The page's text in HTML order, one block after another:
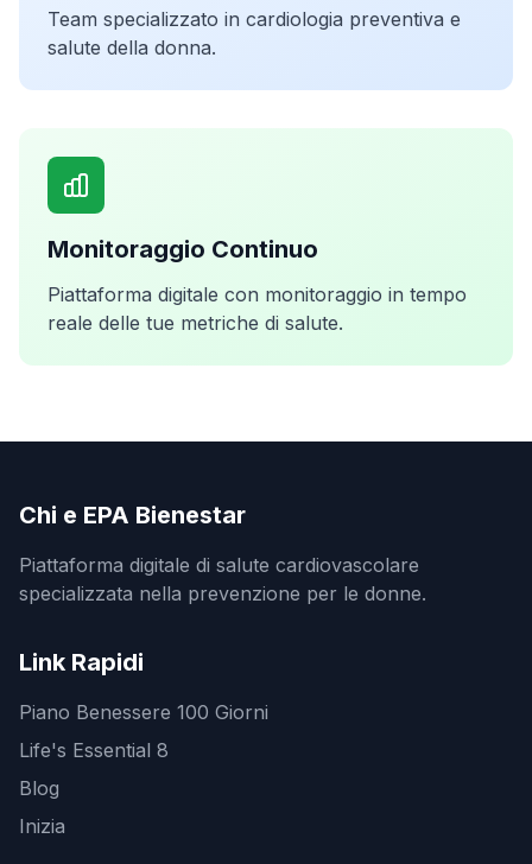
Team specializzato in cardiologia preventiva e
salute della donna.
Monitoraggio Continuo
Piattaforma digitale con monitoraggio in tempo
reale delle tue metriche di salute.
Chi e EPA Bienestar
Piattaforma digitale di salute cardiovascolare
specializzata nella prevenzione per le donne.
Link Rapidi
Piano Benessere 100 Giorni
Life's Essential 8
Blog
Inizia